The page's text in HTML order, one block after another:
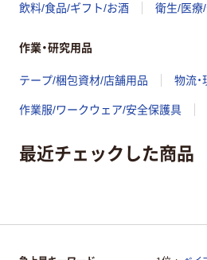
飲料/食品/ギフト/お酒 衛生/医療
作業・研究用品
テープ/梱包資材/店舗用品 物流
作業服/ワークウェア/安全保護具
最近チェックした商品